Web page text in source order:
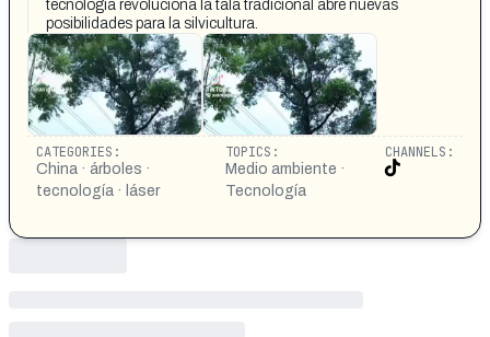
tecnología revoluciona la tala tradicional abre nuevas
posibilidades para la silvicultura.
CATEGORIES:
China · árboles ·
tecnología · láser
TOPICS:
Medio ambiente ·
Tecnología
CHANNELS: